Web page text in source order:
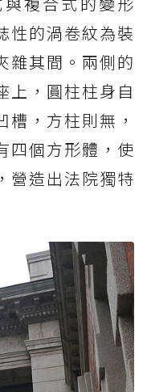
性的渦卷紋為裝
雜其間。兩側的
上，圓柱柱身自
槽，方柱則無，
四個方形體，使
營造出法院獨特